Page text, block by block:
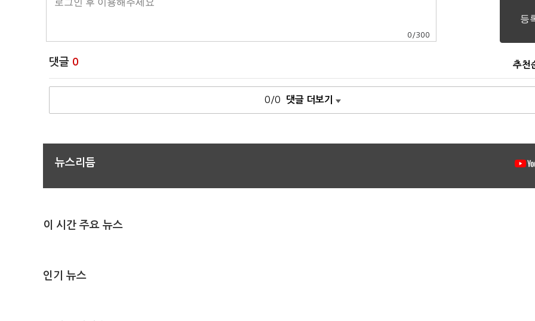
0 /300
댓글 0 추천
0/0 댓글 더보기
뉴스리듬
이 시간 주요 뉴스
인기 뉴스